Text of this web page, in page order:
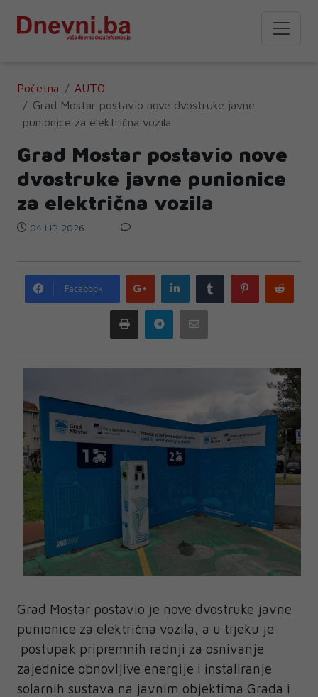
Početna
AUTO
Grad Mostar postavio nove dvostruke javne
punionice za električna vozila
Grad Mostar postavio nove
dvostruke javne punionice
za električna vozila
04 LIP 2026
Facebook
Google
plus
LinkedIn Tumblr Pinterest
Print Telegram
Grad Mostar postavio je nove dvostruke javne
punionice za električna vozila, a u tijeku je
postupak pripremnih radnji za osnivanje
zajednice obnovljive energije i instaliranje
solarnih sustava na javnim objektima Grada i